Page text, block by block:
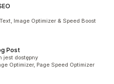
Image Optimizer & Speed Boost
Post
jest dostępny
Optimizer, Page Speed Optimizer